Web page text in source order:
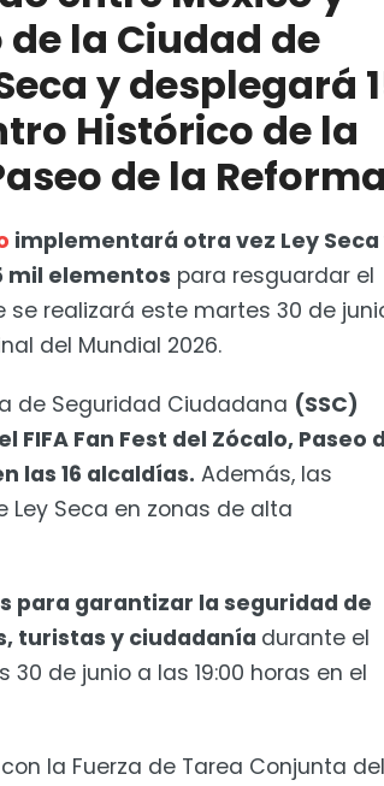
ante la UE, Bélgica y
la Ciudad de
y desplegará
Histórico de la
de la Reforma
implementará otra vez Ley Seca
mil elementos para resguardar el
realizará este martes 30 de
del Mundial 2026.
de Seguridad Ciudadana (SSC)
Fan Fest del Zócalo, Paseo
las 16 alcaldías. Además, las
Seca en zonas de alta
para garantizar la seguridad de
turistas y ciudadanía durante el
de junio a las 19:00 horas en el
la Fuerza de Tarea Conjunta del